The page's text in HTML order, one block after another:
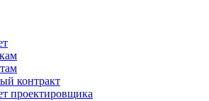
контракт
проектировщика